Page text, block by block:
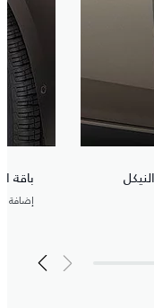
باقة
إضافة